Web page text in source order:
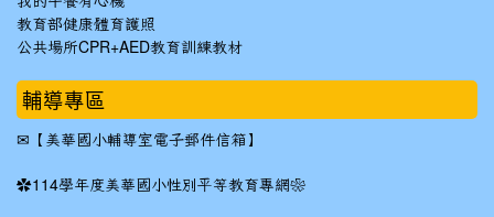
教育部健康體育護照
公共場所CPR+AED教育訓練教材
輔導專區
✉ 【美華國小輔導室電子郵件信箱】
✿114學年度美華國小性別平等教育專網❀